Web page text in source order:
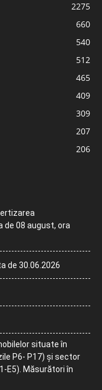
2275
660
540
512
465
409
309
207
206
de 08 august, ora
de 30.06.2026
situate în
P6- P17) și sector
E5). Măsurători în